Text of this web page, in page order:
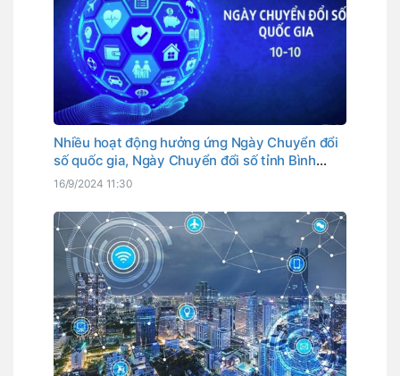
Nhiều hoạt động hưởng ứng Ngày Chuyển đổi
số quốc gia, Ngày Chuyển đổi số tỉnh Bình
Thuận
16/9/2024 11:30